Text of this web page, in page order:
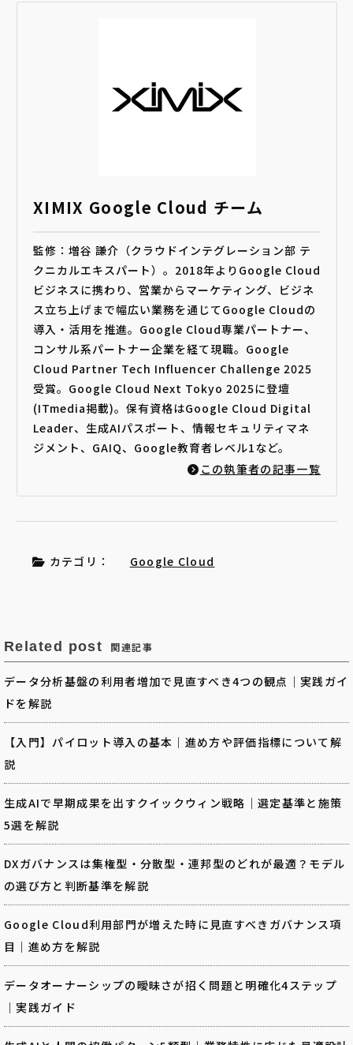
XIMIX Google Cloud チーム
監修：増谷 謙介（クラウドインテグレーション部 テ
クニカルエキスパート）。2018年よりGoogle Cloud
ビジネスに携わり、営業からマーケティング、ビジネ
ス立ち上げまで幅広い業務を通じてGoogle Cloudの
導入・活用を推進。Google Cloud専業パートナー、
コンサル系パートナー企業を経て現職。Google
Cloud Partner Tech Influencer Challenge 2025
受賞。Google Cloud Next Tokyo 2025に登壇
(ITmedia掲載)。保有資格はGoogle Cloud Digital
Leader、生成AIパスポート、情報セキュリティマネ
ジメント、GAIQ、Google教育者レベル1など。
この執筆者の記事一覧
カテゴリ： Google Cloud
Related post 関連記事
データ分析基盤の利用者増加で見直すべき4つの観点｜実践ガイ
ドを解説
【入門】パイロット導入の基本｜進め方や評価指標について解
説
生成AIで早期成果を出すクイックウィン戦略｜選定基準と施策
5選を解説
DXガバナンスは集権型・分散型・連邦型のどれが最適？モデル
の選び方と判断基準を解説
Google Cloud利用部門が増えた時に見直すべきガバナンス項
目｜進め方を解説
データオーナーシップの曖昧さが招く問題と明確化4ステップ
｜実践ガイド